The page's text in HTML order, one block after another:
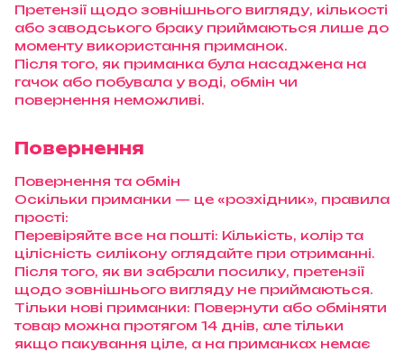
Претензії щодо зовнішнього вигляду, кількості
або заводського браку приймаються лише до
моменту використання приманок.
Після того, як приманка була насаджена на
гачок або побувала у воді, обмін чи
повернення неможливі.
Повернення
Повернення та обмін
Оскільки приманки — це «розхідник», правила
прості:
Перевіряйте все на пошті: Кількість, колір та
цілісність силікону оглядайте при отриманні.
Після того, як ви забрали посилку, претензії
щодо зовнішнього вигляду не приймаються.
Тільки нові приманки: Повернути або обміняти
товар можна протягом 14 днів, але тільки
якщо пакування ціле, а на приманках немає